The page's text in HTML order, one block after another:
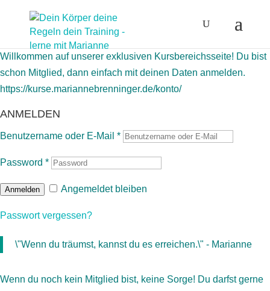
Willkommen auf unserer exklusiven Kursbereichsseite! Du bist
schon Mitglied, dann einfach mit deinen Daten anmelden.
https://kurse.mariannebrenninger.de/konto/
ANMELDEN
Benutzername oder E-Mail *
Password *
Anmelden Angemeldet bleiben
Passwort vergessen?
\"Wenn du träumst, kannst du es erreichen.\" - Marianne
Wenn du noch kein Mitglied bist, keine Sorge! Du darfst gerne